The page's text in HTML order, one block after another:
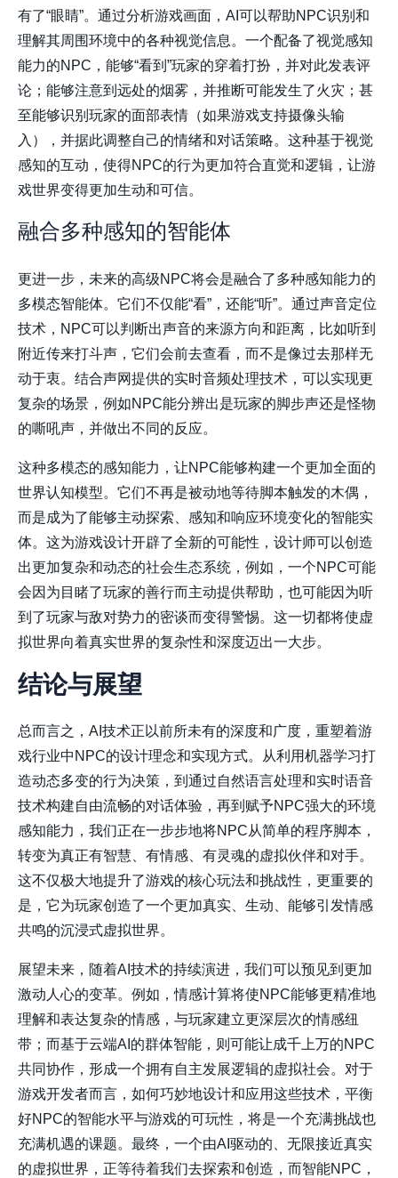
有了“眼睛”。通过分析游戏画面，AI可以帮助NPC识别和
理解其周围环境中的各种视觉信息。一个配备了视觉感知
能力的NPC，能够“看到”玩家的穿着打扮，并对此发表评
论；能够注意到远处的烟雾，并推断可能发生了火灾；甚
至能够识别玩家的面部表情（如果游戏支持摄像头输
入），并据此调整自己的情绪和对话策略。这种基于视觉
感知的互动，使得NPC的行为更加符合直觉和逻辑，让游
戏世界变得更加生动和可信。
融合多种感知的智能体
更进一步，未来的高级NPC将会是融合了多种感知能力的
多模态智能体。它们不仅能“看”，还能“听”。通过声音定位
技术，NPC可以判断出声音的来源方向和距离，比如听到
附近传来打斗声，它们会前去查看，而不是像过去那样无
动于衷。结合声网提供的实时音频处理技术，可以实现更
复杂的场景，例如NPC能分辨出是玩家的脚步声还是怪物
的嘶吼声，并做出不同的反应。
这种多模态的感知能力，让NPC能够构建一个更加全面的
世界认知模型。它们不再是被动地等待脚本触发的木偶，
而是成为了能够主动探索、感知和响应环境变化的智能实
体。这为游戏设计开辟了全新的可能性，设计师可以创造
出更加复杂和动态的社会生态系统，例如，一个NPC可能
会因为目睹了玩家的善行而主动提供帮助，也可能因为听
到了玩家与敌对势力的密谈而变得警惕。这一切都将使虚
拟世界向着真实世界的复杂性和深度迈出一大步。
结论与展望
总而言之，AI技术正以前所未有的深度和广度，重塑着游
戏行业中NPC的设计理念和实现方式。从利用机器学习打
造动态多变的行为决策，到通过自然语言处理和实时语音
技术构建自由流畅的对话体验，再到赋予NPC强大的环境
感知能力，我们正在一步步地将NPC从简单的程序脚本，
转变为真正有智慧、有情感、有灵魂的虚拟伙伴和对手。
这不仅极大地提升了游戏的核心玩法和挑战性，更重要的
是，它为玩家创造了一个更加真实、生动、能够引发情感
共鸣的沉浸式虚拟世界。
展望未来，随着AI技术的持续演进，我们可以预见到更加
激动人心的变革。例如，情感计算将使NPC能够更精准地
理解和表达复杂的情感，与玩家建立更深层次的情感纽
带；而基于云端AI的群体智能，则可能让成千上万的NPC
共同协作，形成一个拥有自主发展逻辑的虚拟社会。对于
游戏开发者而言，如何巧妙地设计和应用这些技术，平衡
好NPC的智能水平与游戏的可玩性，将是一个充满挑战也
充满机遇的课题。最终，一个由AI驱动的、无限接近真实
的虚拟世界，正等待着我们去探索和创造，而智能NPC，